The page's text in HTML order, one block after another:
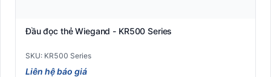
Đầu đọc thẻ Wiegand - KR500 Series
SKU: KR500 Series
Liên hệ báo giá